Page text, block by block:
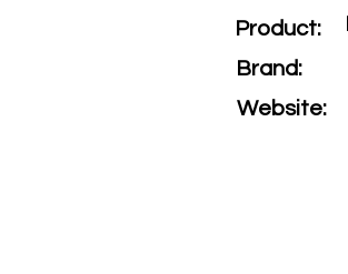
Product:​
Brand: ​
Website: ​